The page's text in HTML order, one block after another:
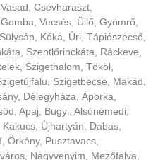
Csévharaszt,
Vecsés, Üllő, Gyömrő,
Kóka, Úri, Tápiószecső,
Szentlőrinckáta, Ráckeve,
Szigethalom, Tököl,
Szigetbecse, Makád,
Délegyháza, Áporka,
Apaj, Bugyi, Alsónémedi,
Újhartyán, Dabas,
Örkény, Pusztavacs,
Nagyvenyim, Mezőfalva,